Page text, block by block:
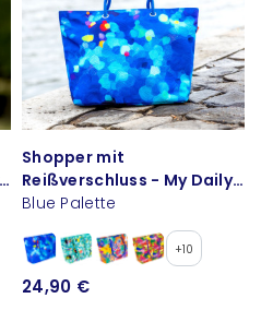
Shopper mit
Reißverschluss - My Daily
Bag
Blue Palette
+10
24,90 €